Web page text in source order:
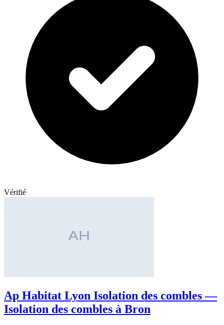
Vérifié
Ap Habitat Lyon Isolation des combles —
Isolation des combles à Bron